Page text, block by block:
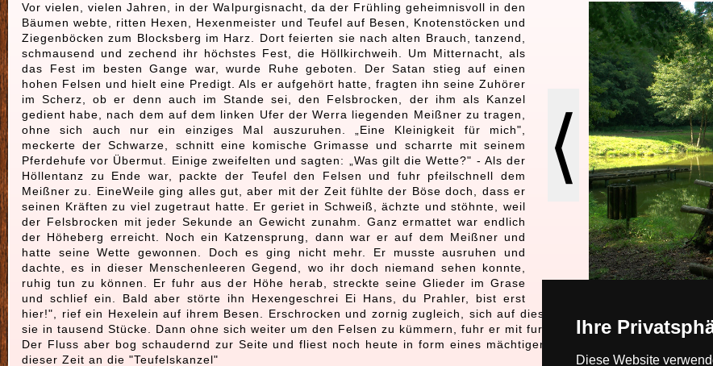
Ihre
Diese Website
⟨
Vor vielen, vielen Jahren, in der Walpurgisnacht, da der Frühling geheimnisvoll in den
Bäumen webte, ritten Hexen, Hexenmeister und Teufel auf Besen, Knotenstöcken und
Ziegenböcken zum Blocksberg im Harz. Dort feierten sie nach alten Brauch, tanzend,
schmausend und zechend ihr höchstes Fest, die Höllkirchweih. Um Mitternacht, als
das Fest im besten Gange war, wurde Ruhe geboten. Der Satan stieg auf einen
hohen Felsen und hielt eine Predigt. Als er aufgehört hatte, fragten ihn seine Zuhörer
im Scherz, ob er denn auch im Stande sei, den Felsbrocken, der ihm als Kanzel
gedient habe, nach dem auf dem linken Ufer der Werra liegenden Meißner zu tragen,
ohne sich auch nur ein einziges Mal auszuruhen. „Eine Kleinigkeit für mich",
meckerte der Schwarze, schnitt eine komische Grimasse und scharrte mit seinem
Pferdehufe vor Übermut. Einige zweifelten und sagten: „Was gilt die Wette?" - Als der
Höllentanz zu Ende war, packte der Teufel den Felsen und fuhr pfeilschnell dem
Meißner zu. EineWeile ging alles gut, aber mit der Zeit fühlte der Böse doch, dass er
seinen Kräften zu viel zugetraut hatte. Er geriet in Schweiß, ächzte und stöhnte, weil
der Felsbrocken mit jeder Sekunde an Gewicht zunahm. Ganz ermattet war endlich
der Höheberg erreicht. Noch ein Katzensprung, dann war er auf dem Meißner und
hatte seine Wette gewonnen. Doch es ging nicht mehr. Er musste ausruhen und
dachte, es in dieser Menschenleeren Gegend, wo ihr doch niemand sehen konnte,
ruhig tun zu können. Er fuhr aus der Höhe herab, streckte seine Glieder im Grase
und schlief ein. Bald aber störte ihn Hexengeschrei Ei Hans, du Prahler, bist erst
hier!", rief ein Hexelein auf ihrem Besen. Erschrocken und zornig zugleich, sich auf diese Weise ertappt zu sehen,
sie in tausend Stücke. Dann ohne sich weiter um den Felsen zu kümmern, fuhr er mit furchtbarem Getöse in die
Der Fluss aber bog schaudernd zur Seite und fliest noch heute in form eines mächtigen Hufeisens. Das Volk, das
dieser Zeit an die "Teufelskanzel"